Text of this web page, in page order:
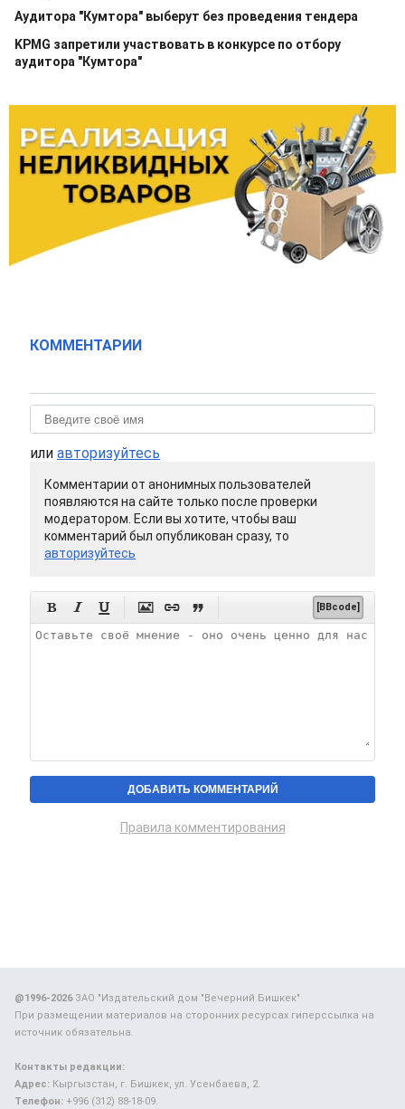
Аудитора "Кумтора" выберут без проведения тендера
KPMG запретили участвовать в конкурсе по отбору
аудитора "Кумтора"
КОММЕНТАРИИ
или авторизуйтесь
Комментарии от анонимных пользователей
появляются на сайте только после проверки
модератором. Если вы хотите, чтобы ваш
комментарий был опубликован сразу, то
авторизуйтесь
      [BBcode]
Правила комментирования
@1996-2026ЗАО "Издательский дом "Вечерний Бишкек"
При размещении материалов на сторонних ресурсах гиперссылка на
источник обязательна.
Контакты редакции:
Адрес: Кыргызстан, г. Бишкек, ул. Усенбаева, 2.
Телефон: +996 (312) 88-18-09.